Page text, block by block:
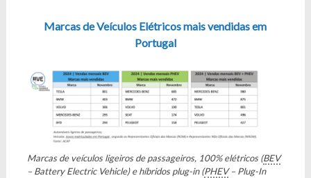
Marcas de Veículos Elétricos mais vendidas em
Portugal
Marcas de veículos ligeiros de passageiros, 100% elétricos (BEV
– Battery Electric Vehicle) e híbridos plug-in (PHEV– Plug-In